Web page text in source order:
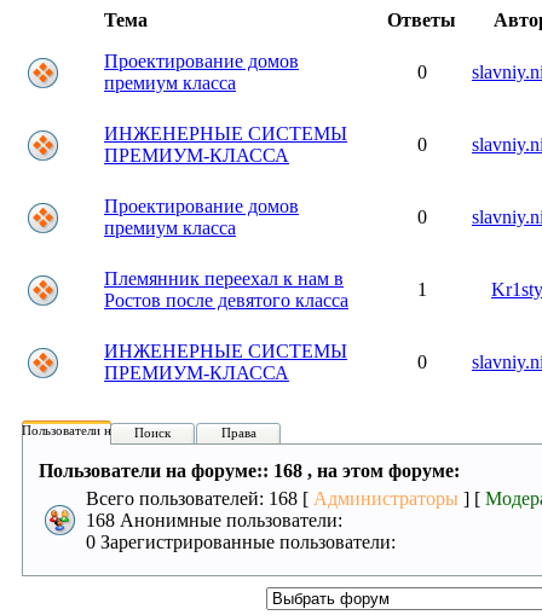
Тема
Ответы
Проектирование домов
премиум класса
0
ИНЖЕНЕРНЫЕ СИСТЕМЫ
ПРЕМИУМ-КЛАССА
0
Проектирование домов
премиум класса
0
Племянник переехал к нам в
Ростов после девятого класса
1
ИНЖЕНЕРНЫЕ СИСТЕМЫ
ПРЕМИУМ-КЛАССА
0
Пользователи на форуме:
Поиск Права
Пользователи на форуме:: 168 , на этом форуме:
Всего пользователей: 168 [ Администраторы ] [
168 Анонимные пользователи:
0 Зарегистрированные пользователи: